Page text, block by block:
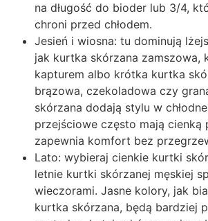
na długość do bioder lub 3/4,
chroni przed chłodem.
Jesień i wiosna: tu dominują
jak kurtka skórzana zamszowa,
kapturem albo krótka kurtka
brązowa, czekoladowa czy
skórzana dodają stylu w
przejściowe często mają cienką
zapewnia komfort bez
Lato: wybieraj cienkie kurtki
letnie kurtki skórzanej męskiej
wieczorami. Jasne kolory, jak
kurtka skórzana, będą bardziej